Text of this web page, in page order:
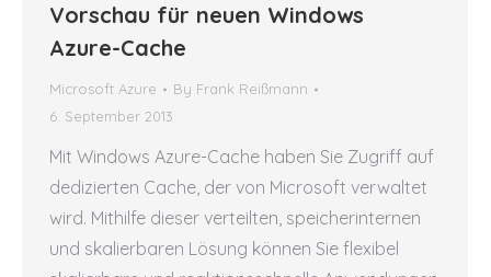
Vorschau für neuen Windows
Azure-Cache
Microsoft Azure By Frank Reißmann
6. September 2013
Mit Windows Azure-Cache haben Sie Zugriff auf
dedizierten Cache, der von Microsoft verwaltet
wird. Mithilfe dieser verteilten, speicherinternen
und skalierbaren Lösung können Sie flexibel